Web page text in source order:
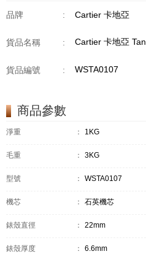
品牌 : Cartier 卡地亞
貨品名稱 : Cartier 卡地亞
貨品編號 : WSTA0107
商品參數
淨重 ： 1KG
毛重 ： 3KG
型號 ： WSTA0107
機芯 ： 石英機芯
錶殼直徑 ： 22mm
錶殼厚度 ： 6.6mm